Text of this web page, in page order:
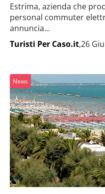
Estrima, azienda che
personal commuter
annuncia...
Turisti Per Caso.it,26
News